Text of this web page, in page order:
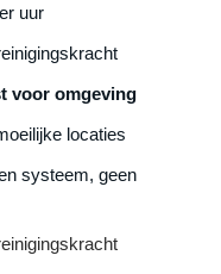
uur
voor omgeving
locaties
systeem, geen